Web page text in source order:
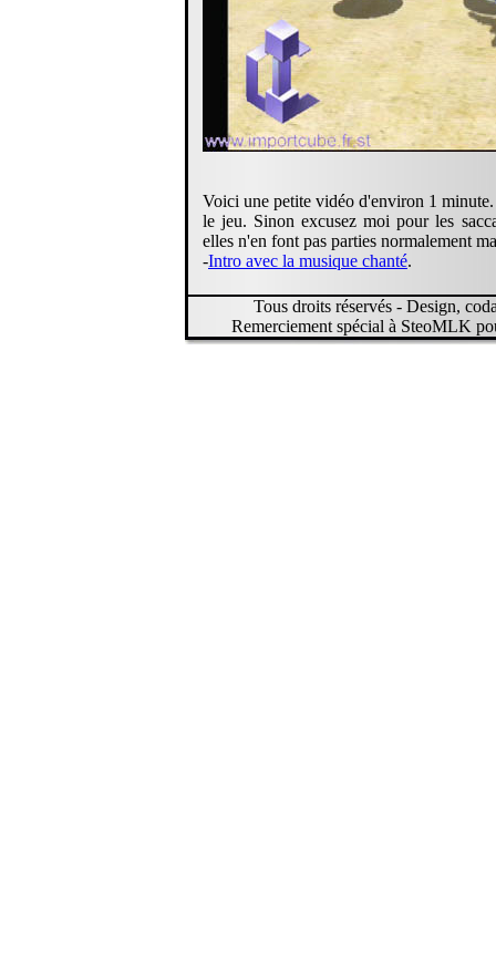
Voici une petite vidéo d'environ 1
le jeu. Sinon excusez moi pour les
elles n'en font pas parties normalement
-Intro avec la musique chanté.
Tous droits réservés - Design,
Remerciement spécial à SteoMLK